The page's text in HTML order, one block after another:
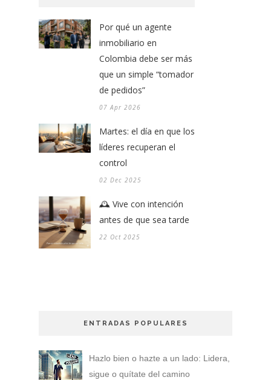
Por qué un agente
inmobiliario en
Colombia debe ser más
que un simple “tomador
de pedidos”
07 Apr 2026
Martes: el día en que los
líderes recuperan el
control
02 Dec 2025
🕰️ Vive con intención
antes de que sea tarde
22 Oct 2025
ENTRADAS POPULARES
Hazlo bien o hazte a un lado: Lidera,
sigue o quítate del camino